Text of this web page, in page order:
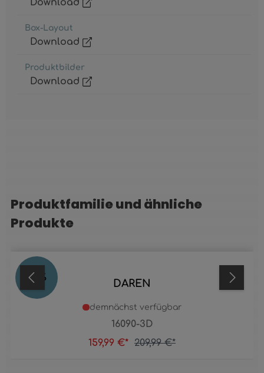
Download
Box-Layout
Download
Produktbilder
Download
Produktgalerie überspringen
Produktfamilie und ähnliche
Produkte
24 % DAREN
16090-3D
demnächst verfügbar
159,99 €* 209,99 €*